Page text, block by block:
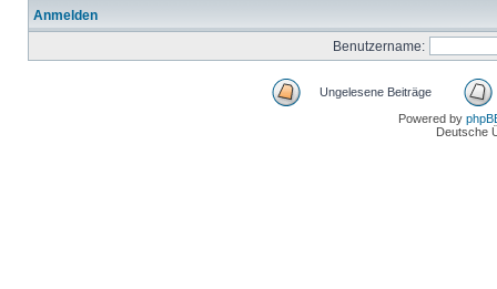
Anmelden
Benutzername:
Ungelesene Beiträge
Powered by
Deutsche